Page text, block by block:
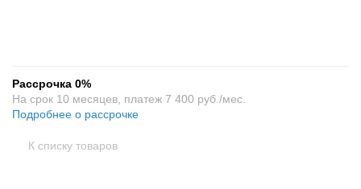
Рассрочка 0%
На срок 10 месяцев, платеж 7 400 руб./мес.
Подробнее о рассрочке
К списку товаров